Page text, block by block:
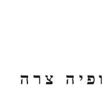
צרה